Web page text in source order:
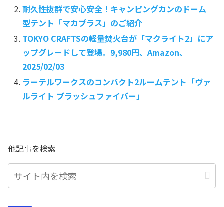
耐久性抜群で安心安全！キャンピングカンのドーム
型テント「マカプラス」のご紹介
TOKYO CRAFTSの軽量焚火台が「マクライト2」にア
ップグレードして登場。9,980円、Amazon、
2025/02/03
ラーテルワークスのコンパクト2ルームテント「ヴァ
ルライト ブラッシュファイバー」
他記事を検索